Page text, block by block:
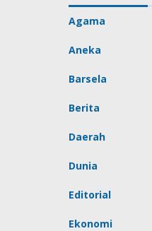
Agama
Aneka
Barsela
Berita
Daerah
Dunia
Editorial
Ekonomi